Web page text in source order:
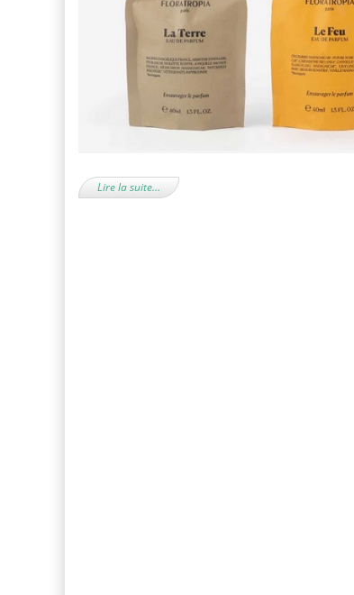
Lire la suite…